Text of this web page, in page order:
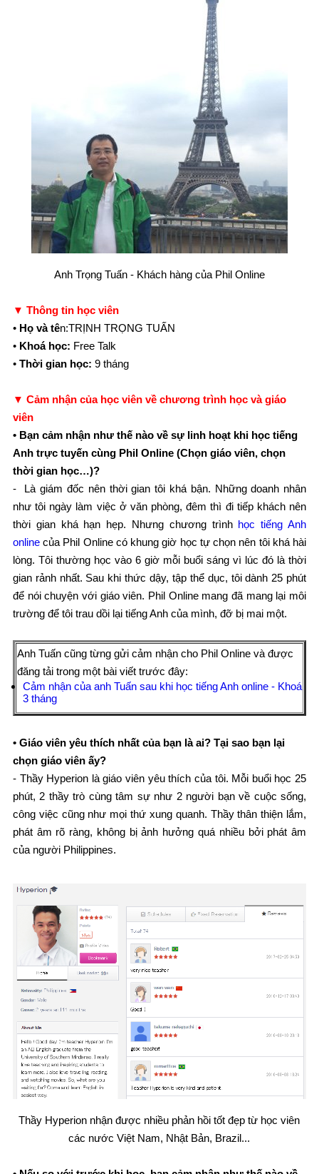
Anh Trọng Tuấn - Khách hàng của Phil Online
▼ Thông tin học viên
• Họ và tên:TRỊNH TRỌNG TUẤN
• Khoá học: Free Talk
• Thời gian học: 9 tháng
▼ Cảm nhận của học viên về chương trình học và giáo
viên
• Bạn cảm nhận như thế nào về sự linh hoạt khi học tiếng
Anh trực tuyến cùng Phil Online (Chọn giáo viên, chọn
thời gian học…)?
- Là giám đốc nên thời gian tôi khá bận. Những doanh nhân
như tôi ngày làm việc ở văn phòng, đêm thì đi tiếp khách nên
thời gian khá hạn hẹp. Nhưng chương trình học tiếng Anh
onlinecủa Phil Online có khung giờ học tự chọn nên tôi khá hài
lòng. Tôi thường học vào 6 giờ mỗi buổi sáng vì lúc đó là thời
gian rảnh nhất. Sau khi thức dậy, tập thể dục, tôi dành 25 phút
để nói chuyện với giáo viên. Phil Online mang đã mang lại môi
trường để tôi trau dồi lại tiếng Anh của mình, đỡ bị mai một.
Anh Tuấn cũng từng gửi cảm nhận cho Phil Online và được
đăng tải trong một bài viết trước đây:
Cảm nhận của anh Tuấn sau khi học tiếng Anh online - Khoá
3 tháng
• Giáo viên yêu thích nhất của bạn là ai? Tại sao bạn lại
chọn giáo viên ấy?
- Thầy Hyperion là giáo viên yêu thích của tôi. Mỗi buổi học 25
phút, 2 thầy trò cùng tâm sự như 2 người bạn về cuộc sống,
công việc cũng như mọi thứ xung quanh. Thầy thân thiện lắm,
phát âm rõ ràng, không bị ảnh hưởng quá nhiều bởi phát âm
của người Philippines.
Thầy Hyperion nhận được nhiều phản hồi tốt đẹp từ học viên
các nước Việt Nam, Nhật Bản, Brazil...